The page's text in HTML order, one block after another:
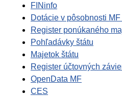
FINinfo
Dotácie v pôsobnosti MF
Register ponúkaného
Pohľadávky štátu
Majetok štátu
Register účtovných
OpenData MF
CES